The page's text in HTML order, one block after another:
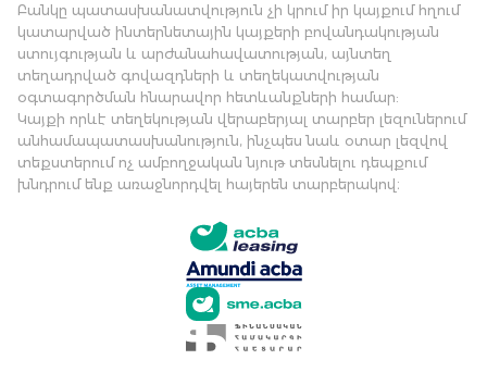
Բանկը պատասխանատվություն չի կրում իր կայքում հղում
կատարված ինտերնետային կայքերի բովանդակության
ստույգության և արժանահավատության, այնտեղ
տեղադրված գովազդների և տեղեկատվության
օգտագործման հնարավոր հետևանքների համար:
Կայքի որևէ տեղեկության վերաբերյալ տարբեր լեզուներում
անհամապատասխանություն, ինչպես նաև օտար լեզվով
տեքստերում ոչ ամբողջական նյութ տեսնելու դեպքում
խնդրում ենք առաջնորդվել հայերեն տարբերակով։